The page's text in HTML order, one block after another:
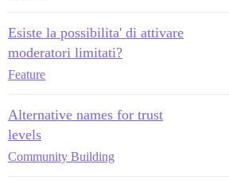
Esiste la possibilita' di attivare
moderatori limitati?
Feature
Alternative names for trust
levels
Community Building